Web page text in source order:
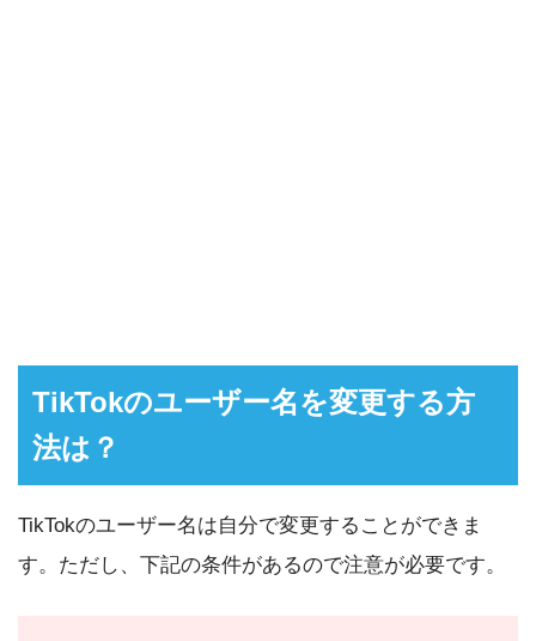
TikTokのユーザー名を変更する方
法は？
TikTokのユーザー名は自分で変更することができま
す。ただし、下記の条件があるので注意が必要です。